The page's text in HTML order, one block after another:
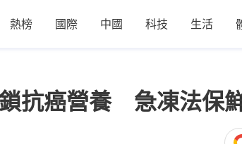
熱榜 國際 中國 科技 生活
抗癌營養 急凍法保